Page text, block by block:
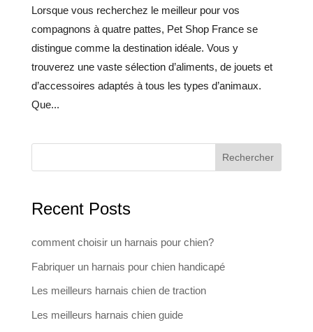
Lorsque vous recherchez le meilleur pour vos
compagnons à quatre pattes, Pet Shop France se
distingue comme la destination idéale. Vous y
trouverez une vaste sélection d’aliments, de jouets et
d’accessoires adaptés à tous les types d’animaux.
Que...
Rechercher
Recent Posts
comment choisir un harnais pour chien?
Fabriquer un harnais pour chien handicapé
Les meilleurs harnais chien de traction
Les meilleurs harnais chien guide